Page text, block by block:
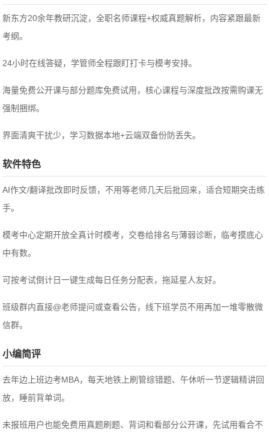
新东方20余年教研沉淀，全职名师课程+权威真题解析，内容紧跟最新
考纲。
24小时在线答疑，学管师全程跟盯打卡与模考安排。
海量免费公开课与部分题库免费试用，核心课程与深度批改按需购课无
强制捆绑。
界面清爽干扰少，学习数据本地+云端双备份防丢失。
软件特色
AI作文/翻译批改即时反馈，不用等老师几天后批回来，适合短期突击练
手。
模考中心定期开放全真计时模考，交卷给排名与薄弱诊断，临考摸底心
中有数。
可按考试倒计日一键生成每日任务分配表，拖延星人友好。
班级群内直接@老师提问或查看公告，线下班学员不用再加一堆零散微
信群。
小编简评
去年边上班边考MBA，每天地铁上刷管综错题、午休听一节逻辑精讲回
放，睡前背单词。
未报班用户也能免费用真题刷题、背词和看部分公开课，先试用看合不